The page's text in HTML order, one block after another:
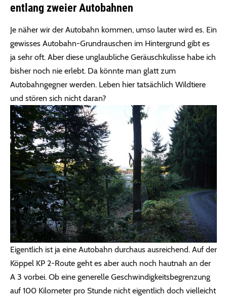
entlang zweier Autobahnen
Je näher wir der Autobahn kommen, umso lauter wird es. Ein
gewisses Autobahn-Grundrauschen im Hintergrund gibt es
ja sehr oft. Aber diese unglaubliche Geräuschkulisse habe ich
bisher noch nie erlebt. Da könnte man glatt zum
Autobahngegner werden. Leben hier tatsächlich Wildtiere
und stören sich nicht daran?
Eigentlich ist ja eine Autobahn durchaus ausreichend. Auf der
Köppel KP 2-Route geht es aber auch noch hautnah an der
A 3 vorbei. Ob eine generelle Geschwindigkeitsbegrenzung
auf 100 Kilometer pro Stunde nicht eigentlich doch vielleicht